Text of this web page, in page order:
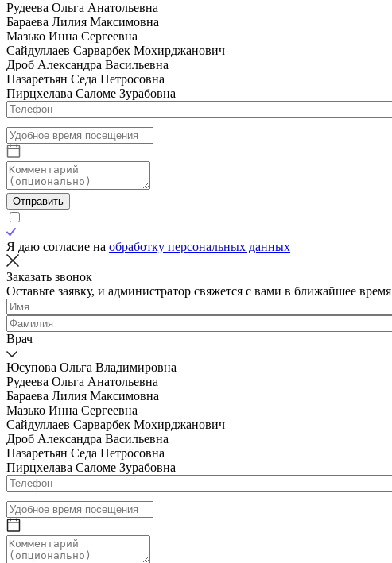
Рудеева Ольга Анатольевна
Бараева Лилия Максимовна
Мазько Инна Сергеевна
Сайдуллаев Сарварбек Мохирджанович
Дроб Александра Васильевна
Назаретьян Седа Петросовна
Пирцхелава Саломе Зурабовна
Отправить
Я даю согласие на обработку персональных данных
Заказать звонок
Оставьте заявку, и администратор свяжется с вами в ближайшее время
Врач
Юсупова Ольга Владимировна
Рудеева Ольга Анатольевна
Бараева Лилия Максимовна
Мазько Инна Сергеевна
Сайдуллаев Сарварбек Мохирджанович
Дроб Александра Васильевна
Назаретьян Седа Петросовна
Пирцхелава Саломе Зурабовна